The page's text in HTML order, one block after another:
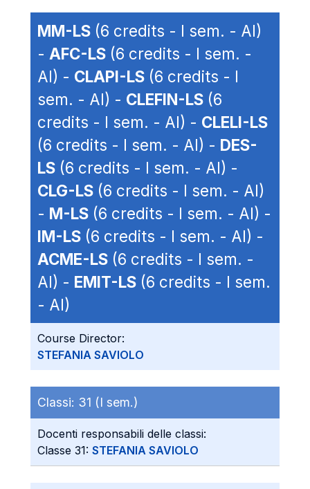
MM-LS (6 credits - I sem. - AI)
- AFC-LS (6 credits - I sem. -
AI) - CLAPI-LS (6 credits - I
sem. - AI) - CLEFIN-LS (6
credits - I sem. - AI) - CLELI-LS
(6 credits - I sem. - AI) - DES-
LS (6 credits - I sem. - AI) -
CLG-LS (6 credits - I sem. - AI)
- M-LS (6 credits - I sem. - AI) -
IM-LS (6 credits - I sem. - AI) -
ACME-LS (6 credits - I sem. -
AI) - EMIT-LS (6 credits - I sem.
- AI)
Course Director:
STEFANIA SAVIOLO
Classi: 31 (I sem.)
Docenti responsabili delle classi:
Classe 31: STEFANIA SAVIOLO